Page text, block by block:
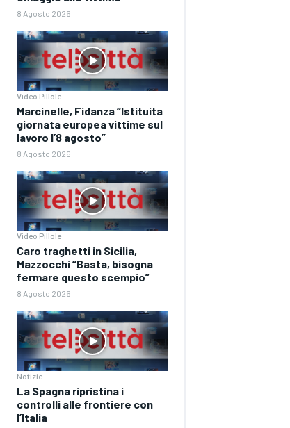
8 Agosto 2026
Video Pillole
Marcinelle, Fidanza “Istituita
giornata europea vittime sul
lavoro l’8 agosto”
8 Agosto 2026
Video Pillole
Caro traghetti in Sicilia,
Mazzocchi “Basta, bisogna
fermare questo scempio”
8 Agosto 2026
Notizie
La Spagna ripristina i
controlli alle frontiere con
l’Italia